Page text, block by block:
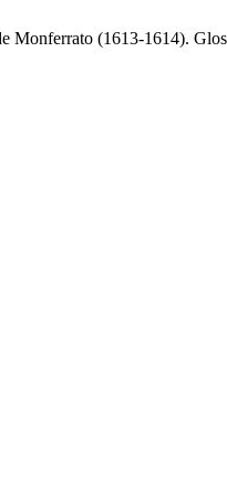
Monferrato (1613-1614).